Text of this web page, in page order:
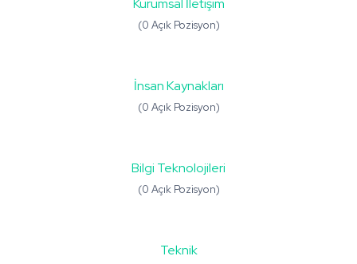
Kurumsal İletişim
(0 Açık Pozisyon)
İnsan Kaynakları
(0 Açık Pozisyon)
Bilgi Teknolojileri
(0 Açık Pozisyon)
Teknik